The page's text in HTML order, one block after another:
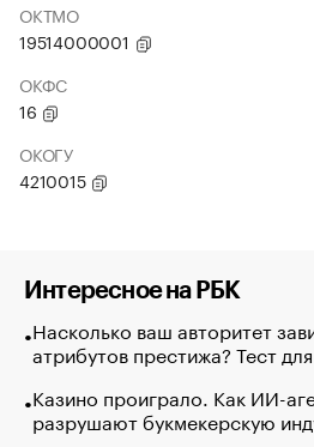
ОКТМО
19514000001
ОКФС
16
ОКОГУ
4210015
Интересное на РБК
Насколько ваш авторитет
атрибутов престижа? Тест
Казино проиграло. Как ИИ-
разрушают букмекерскую